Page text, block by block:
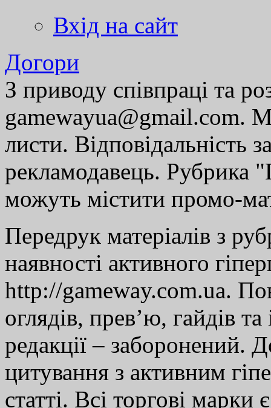
Вхід на сайт
Догори
З приводу співпраці та
gamewayua@gmail.com.
листи. Відповідальність
рекламодавець. Рубрика
можуть містити промо-
Передрук матеріалів з
наявності активного
http://gameway.com.ua.
оглядів, прев’ю, гайдів
редакції – заборонений.
цитування з активним
статті. Всі торгові марки